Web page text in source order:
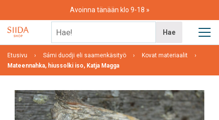
content
Avoinna tänään klo 9-18
Hae
Etusivu Sámi duodji eli saamenkäsityö
Kovat materiaalit
Mateennahka, hiussolki iso, Katja Magga